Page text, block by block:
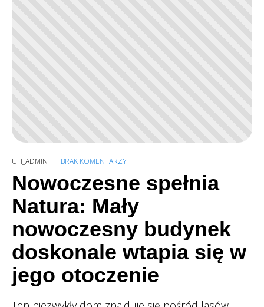
UH_ADMIN BRAK KOMENTARZY
Nowoczesne spełnia
Natura: Mały
nowoczesny budynek
doskonale wtapia się w
jego otoczenie